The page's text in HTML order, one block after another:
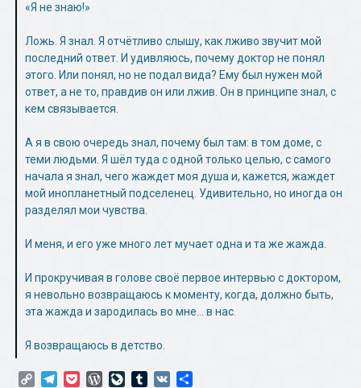
«Я не знаю!»
Ложь. Я знал. Я отчётливо слышу, как лживо звучит мой
последний ответ. И удивляюсь, почему доктор не понял
этого. Или понял, но не подал вида? Ему был нужен мой
ответ, а не то, правдив он или лжив. Он в принципе знал, с
кем связывается.
А я в свою очередь знал, почему был там: в том доме, с
теми людьми. Я шёл туда с одной только целью, с самого
начала я знал, чего жаждет моя душа и, кажется, жаждет
мой инопланетный подселенец. Удивительно, но иногда он
разделял мои чувства.
И меня, и его уже много лет мучает одна и та же жажда.
И прокручивая в голове своё первое интервью с доктором,
я невольно возвращаюсь к моменту, когда, должно быть,
эта жажда и зародилась во мне… в нас.
Я возвращаюсь в детство.
Copy TelegramPocketWordPress
LiveJournal
Tumblr
VK